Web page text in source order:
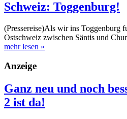
Schweiz: Toggenburg!
(Pressereise)Als wir ins Toggenburg
Ostschweiz zwischen Säntis und
mehr lesen »
Anzeige
Ganz neu und noch
2 ist da!